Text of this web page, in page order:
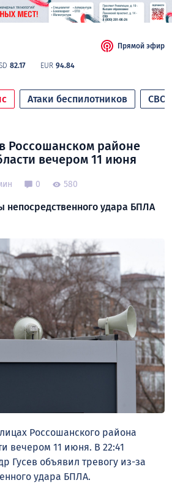
82.17 EUR 94.84
Прямой эфир
Атаки беспилотников СВО
Россошанском районе
вечером 11 июня
0 580
непосредственного удара БПЛА
Россошанского района
вечером 11 июня. В 22:41
Гусев объявил тревогу из-за
удара БПЛА.